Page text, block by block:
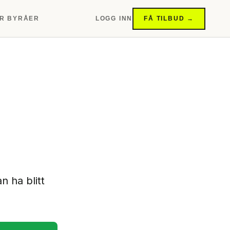
BYRÅER LOGG INN FÅ TILBUD →
ha blitt